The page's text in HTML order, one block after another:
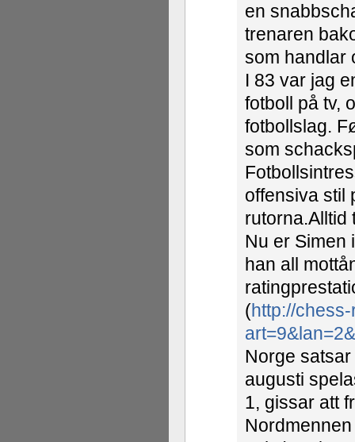
en
trenaren
som handlar
I 83 var jag
fotboll på tv,
fotbollslag.
som
offensiva stil
rutorna.Alltid
Nu er Simen
han all
(http://
Norge
augusti
1, gissar att